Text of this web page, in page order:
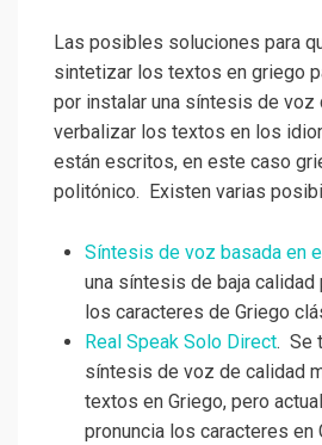
Las posibles soluciones para
sintetizar los textos en griego
por instalar una síntesis de voz
verbalizar los textos en los
están escritos, en este caso
politónico. Existen varias
Síntesis de voz basada en
una síntesis de baja calidad
los caracteres de Griego
Real Speak Solo Direct. Se
síntesis de voz de calidad
textos en Griego, pero
pronuncia los caracteres en